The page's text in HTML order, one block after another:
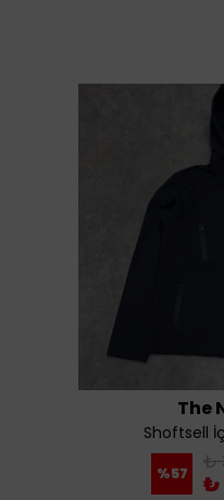
The
Shoftsell
%57 ₺
₺